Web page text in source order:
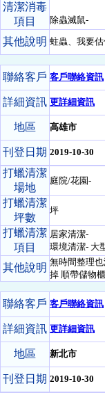
清潔消毒
項目
除蟲滅鼠-
其他說明 蛀蟲、我要
聯絡客戶 客戶聯絡資訊
詳細資訊 更詳細資訊
地區 高雄市
刊登日期 2019-10-30
打蠟清潔
場地
庭院/花園-
打蠟清潔
坪數
坪
打蠟清潔
項目
居家清潔-
環境清潔- 大
其他說明 無時間整理
掉 順帶儲物
聯絡客戶 客戶聯絡資訊
詳細資訊 更詳細資訊
地區 新北市
刊登日期 2019-10-30